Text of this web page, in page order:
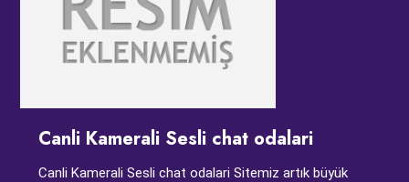
Canli Kamerali Sesli chat odalari
Canli Kamerali Sesli chat odalari Sitemiz artık büyük